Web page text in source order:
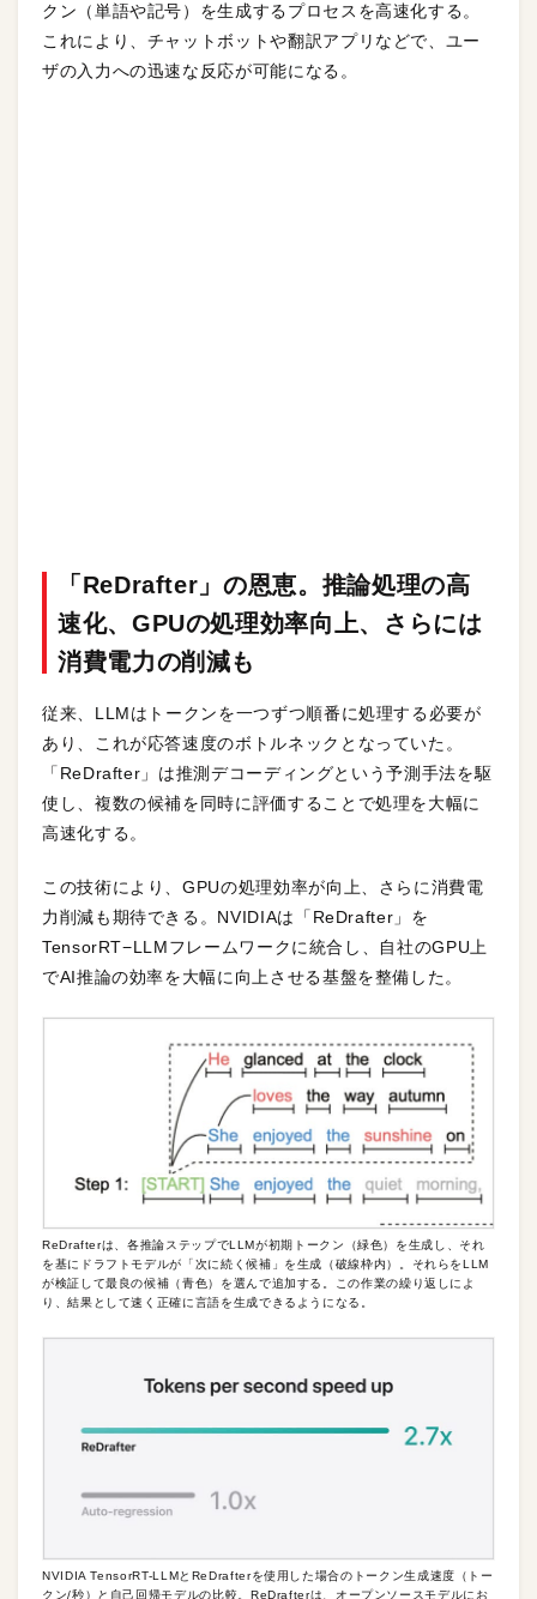
クン（単語や記号）を生成するプロセスを高速化する。
これにより、チャットボットや翻訳アプリなどで、ユー
ザの入力への迅速な反応が可能になる。
「ReDrafter」の恩恵。推論処理の高
速化、GPUの処理効率向上、さらには
消費電力の削減も
従来、LLMはトークンを一つずつ順番に処理する必要が
あり、これが応答速度のボトルネックとなっていた。
「ReDrafter」は推測デコーディングという予測手法を駆
使し、複数の候補を同時に評価することで処理を大幅に
高速化する。
この技術により、GPUの処理効率が向上、さらに消費電
力削減も期待できる。NVIDIAは「ReDrafter」を
TensorRT−LLMフレームワークに統合し、自社のGPU上
でAI推論の効率を大幅に向上させる基盤を整備した。
ReDrafterは、各推論ステップでLLMが初期トークン（緑色）を生成し、それ
を基にドラフトモデルが「次に続く候補」を生成（破線枠内）。それらをLLM
が検証して最良の候補（青色）を選んで追加する。この作業の繰り返しによ
り、結果として速く正確に言語を生成できるようになる。
NVIDIA TensorRT-LLMとReDrafterを使用した場合のトークン生成速度（トー
クン/秒）と自己回帰モデルの比較。ReDrafterは、オープンソースモデルにお